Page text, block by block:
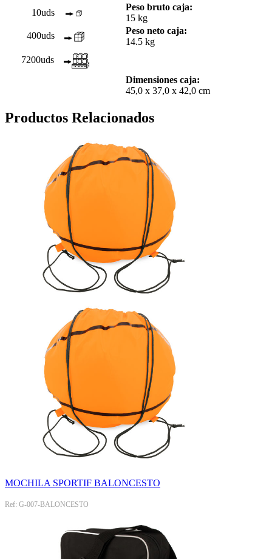
10uds
Peso bruto caja:
15 kg
400uds
Peso neto caja:
14.5 kg
7200uds
Dimensiones caja:
45,0 x 37,0 x 42,0 cm
Productos Relacionados
MOCHILA SPORTIF BALONCESTO
Ref: G-007-BALONCESTO